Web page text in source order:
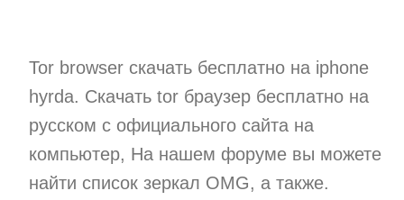
Tor browser скачать бесплатно на iphone
hyrda. Скачать tor браузер бесплатно на
русском с официального сайта на
компьютер, На нашем форуме вы можете
найти список зеркал OMG, а также.